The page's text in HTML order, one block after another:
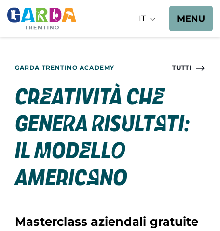
IT MENU
TUTTI
GARDA TRENTINO ACADEMY
Creatività che
genera risultati:
il modello
Americano
Masterclass aziendali gratuite